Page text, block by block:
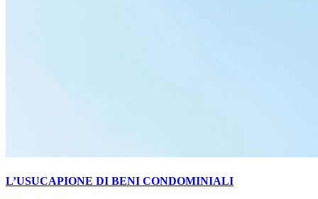
L’USUCAPIONE DI BENI CONDOMINIALI